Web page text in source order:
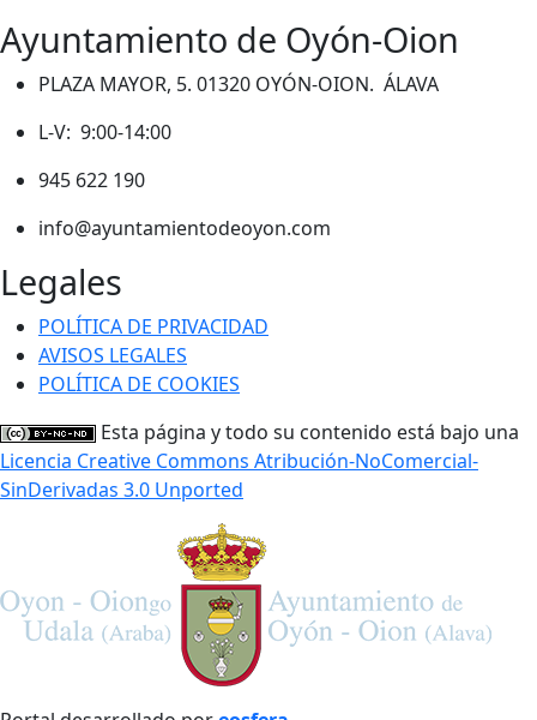
Ayuntamiento de Oyón-Oion
PLAZA MAYOR, 5. 01320 OYÓN-OION. ÁLAVA
L-V: 9:00-14:00
945 622 190
info@ayuntamientodeoyon.com
Legales
POLÍTICA DE PRIVACIDAD
AVISOS LEGALES
POLÍTICA DE COOKIES
Esta página y todo su contenido está bajo una
Licencia Creative Commons Atribución-NoComercial-
SinDerivadas 3.0 Unported